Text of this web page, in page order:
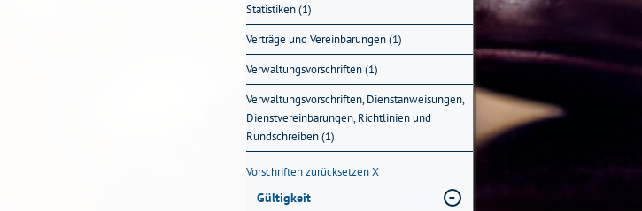
Statistiken (1)
Verträge und Vereinbarungen (1)
Verwaltungsvorschriften (1)
Verwaltungsvorschriften, Dienstanweisungen,
Dienstvereinbarungen, Richtlinien und
Rundschreiben (1)
Vorschriften zurücksetzenX
Gültigkeit